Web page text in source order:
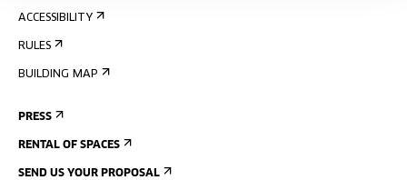
ACCESSIBILITY
RULES
BUILDING MAP
PRESS
RENTAL OF SPACES
SEND US YOUR PROPOSAL